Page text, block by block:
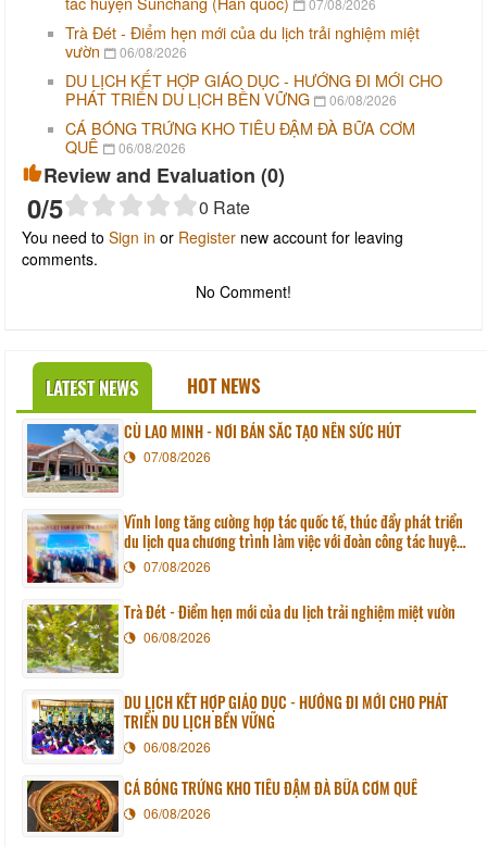
Trà Đét - Điểm hẹn mới của du lịch trải nghiệm miệt
vườn
06/08/2026
DU LỊCH KẾT HỢP GIÁO DỤC - HƯỚNG ĐI MỚI CHO
PHÁT TRIỂN DU LỊCH BỀN VỮNG
06/08/2026
CÁ BÓNG TRỨNG KHO TIÊU ĐẬM ĐÀ BỮA CƠM
QUÊ
06/08/2026
Review and Evaluation (0)
0/5 0 Rate
You need to Sign in or Register new account for leaving
comments.
No Comment!
LATEST NEWS HOT NEWS
CÙ LAO MINH - NƠI BẢN SẮC TẠO NÊN SỨC HÚT
07/08/2026
Vĩnh long tăng cường hợp tác quốc tế, thúc đẩy phát triển
du lịch qua chương trình làm việc với đoàn công tác huyện
Sunchang (Hàn quốc)
07/08/2026
Trà Đét - Điểm hẹn mới của du lịch trải nghiệm miệt vườn
06/08/2026
DU LỊCH KẾT HỢP GIÁO DỤC - HƯỚNG ĐI MỚI CHO PHÁT
TRIỂN DU LỊCH BỀN VỮNG
06/08/2026
CÁ BÓNG TRỨNG KHO TIÊU ĐẬM ĐÀ BỮA CƠM QUÊ
06/08/2026